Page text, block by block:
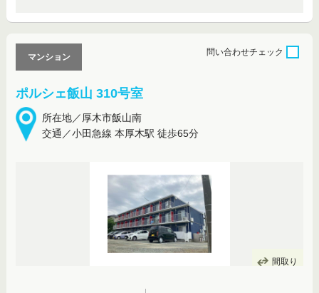
ポルシェ飯山 310号室
所在地／厚木市飯山南
交通／小田急線 本厚木駅 徒歩65分
マンション
問い合わせチェック
間取り